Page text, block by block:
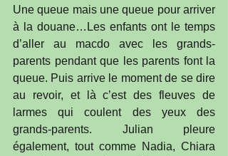
Une queue mais une queue pour arriver
à la douane…Les enfants ont le temps
d’aller au macdo avec les grands-
parents pendant que les parents font la
queue. Puis arrive le moment de se dire
au revoir, et là c’est des fleuves de
larmes qui coulent des yeux des
grands-parents. Julian pleure
également, tout comme Nadia, Chiara